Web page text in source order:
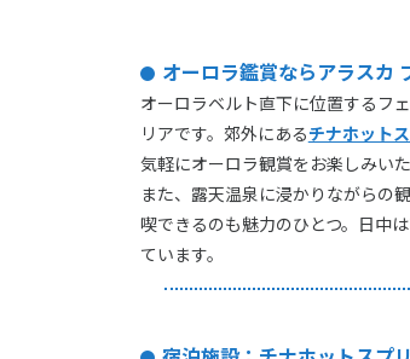
オーロラ鑑賞ならアラスカ
オーロラベルト直下に位置するフ
リアです。郊外にあるチナホット
気軽にオーロラ観賞をお楽しみいた
また、露天温泉に浸かりながらの
喫できるのも魅力のひとつ。日中
ています。